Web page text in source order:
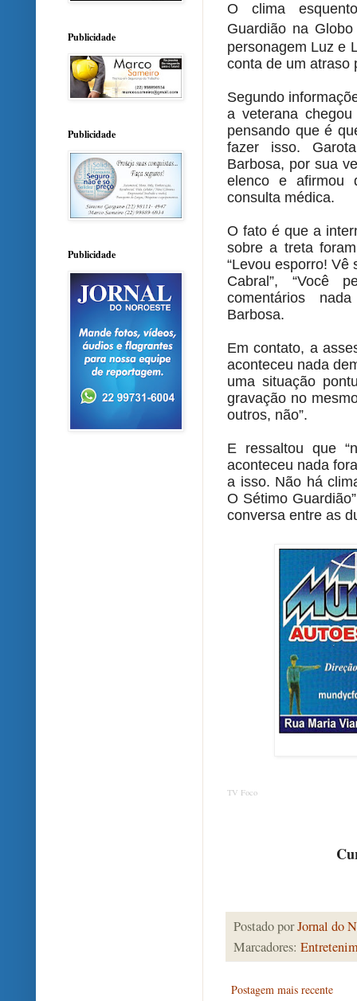
O clima
Guardião na Globo
personagem Luz e
conta de um atraso
Segundo
a veterana
pensando que é
fazer isso.
Barbosa, por sua
elenco e afirmou
consulta médica.
O fato é que a
sobre a treta
“Levou esporro!
Cabral”, “Você
comentários
Barbosa.
Em contato, a
aconteceu nada
uma situação
gravação no
outros, não”.
E ressaltou que
aconteceu nada
a isso. Não há
O Sétimo
conversa entre as
TV Foco
Postado porJornal do
Marcadores:
Postagem mais recente
Publicidade
Publicidade
Publicidade